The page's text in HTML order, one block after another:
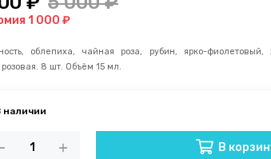
1 000 ₽
облепиха, чайная роза, рубин, ярко-фиолетовый,
розовая. 8 шт. Объём 15 мл.
В